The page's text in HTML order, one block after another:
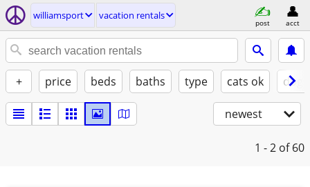
williamsport vacation rentals
post acct
+ price beds baths type cats ok
newest
1 - 2 of 60